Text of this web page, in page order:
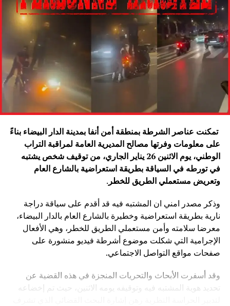
تمكنت عناصر الشرطة بمنطقة أمن أنفا بمدينة الدار البيضاء بناءً
على معلومات وفرتها مصالح المديرية العامة لمراقبة التراب
الوطني، يوم الاثنين 26 يناير الجاري، من توقيف شخص يشتبه
في تورطه في السياقة بطريقة استعراضية بالشارع العام
وتعريض مستعملي الطريق للخطر .
وذكر مصدر امني ان المشتبه فيه قد أقدم على سياقة دراجة
نارية بطريقة استعراضية وخطيرة بالشارع العام بالدار البيضاء،
معرضا سلامته وأمن مستعملي الطريق للخطر، وهي الأفعال
الإجرامية التي شكلت موضوع أشرطة فيديو منشورة على
صفحات مواقع التواصل الاجتماعي.
وقد أسفرت الأبحاث والتحريات المنجزة في هذه القضية عن
تحديد هوية المشتبه فيه وتوقيفه يومه الاثنين، حيث تم إخضاعه